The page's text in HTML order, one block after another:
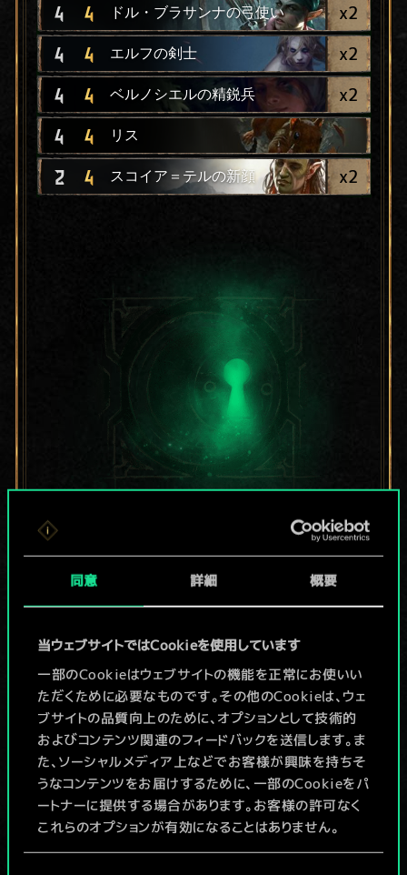
同意 詳細 概要
当ウェブサイトではCookieを使用しています
一部のCookieはウェブサイトの機能を正常にお使いい
ただくために必要なものです。その他のCookieは、ウェ
ブサイトの品質向上のために、オプションとして技術的
およびコンテンツ関連のフィードバックを送信します。ま
た、ソーシャルメディア上などでお客様が興味を持ちそ
うなコンテンツをお届けするために、一部のCookieをパ
ートナーに提供する場合があります。お客様の許可なく
これらのオプションが有効になることはありません。
4 4 ドル・ブラサンナの弓使い x2
4 4 エルフの剣士 x2
4 4 ベルノシエルの精鋭兵 x2
4 4 リス
2 4 スコイア＝テルの新顔 x2
現在はまだこれし
か共有デッキがあ
りませんが、
続々追加中！
デッキ名入力＆ガイドを作成
デッキを編集
/